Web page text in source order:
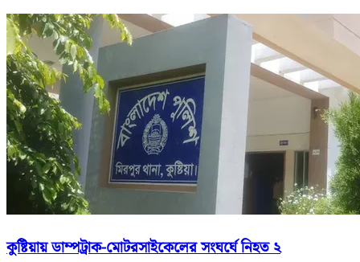
কুষ্টিয়ায় ডাম্পট্রাক-মোটরসাইকেলের সংঘর্ঘে নিহত ২